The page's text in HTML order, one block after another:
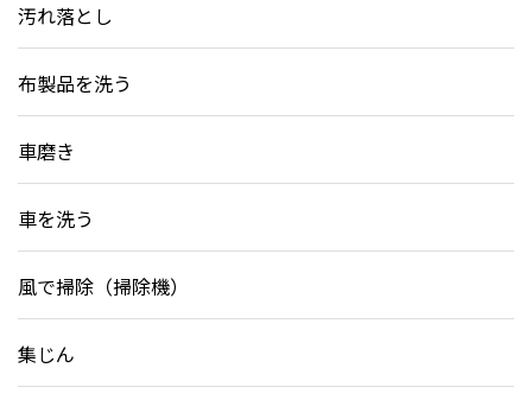
汚れ落とし
布製品を洗う
車磨き
車を洗う
風で掃除（掃除機）
集じん